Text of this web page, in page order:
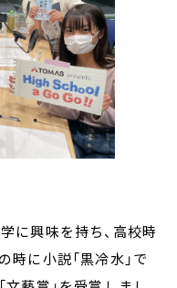
に興味を持ち、高校時
に小説「黒冷水」で